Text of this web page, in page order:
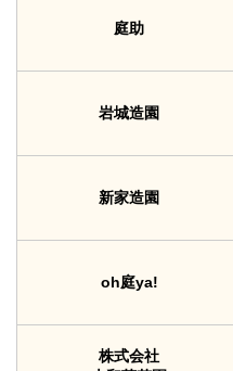
庭助
岩城造園
新家造園
oh庭ya!
株式会社